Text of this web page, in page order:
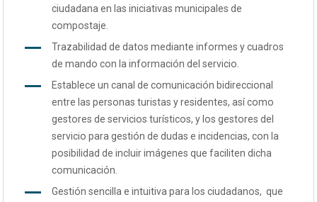
ciudadana en las iniciativas municipales de
compostaje.
Trazabilidad de datos mediante informes y cuadros
de mando con la información del servicio.
Establece un canal de comunicación bidireccional
entre las personas turistas y residentes, así como
gestores de servicios turísticos, y los gestores del
servicio para gestión de dudas e incidencias, con la
posibilidad de incluir imágenes que faciliten dicha
comunicación.
Gestión sencilla e intuitiva para los ciudadanos, que